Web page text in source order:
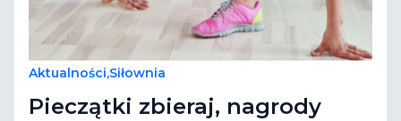
Aktualności,Siłownia
Pieczątki zbieraj, nagrody